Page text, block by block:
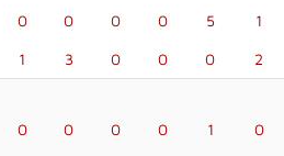
0 0 0 0 5 1
1 3 0 0 0 2
0 0 0 0 1 0